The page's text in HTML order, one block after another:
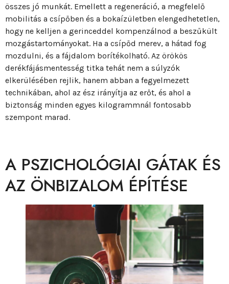
összes jó munkát. Emellett a regeneráció, a megfelelő
mobilitás a csípőben és a bokaízületben elengedhetetlen,
hogy ne kelljen a gerinceddel kompenzálnod a beszűkült
mozgástartományokat. Ha a csípőd merev, a hátad fog
mozdulni, és a fájdalom borítékolható. Az örökös
derékfájásmentesség titka tehát nem a súlyzók
elkerülésében rejlik, hanem abban a fegyelmezett
technikában, ahol az ész irányítja az erőt, és ahol a
biztonság minden egyes kilogrammnál fontosabb
szempont marad.
A PSZICHOLÓGIAI GÁTAK ÉS
AZ ÖNBIZALOM ÉPÍTÉSE